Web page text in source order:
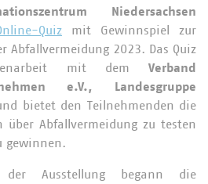
Niedersachsen
Quiz mit Gewinnspiel zur
Abfallvermeidung 2023. Das Quiz
mit dem
Verband
e.V., Landesgruppe
bietet den Teilnehmenden die
über Abfallvermeidung zu testen
gewinnen.
Ausstellung begann die